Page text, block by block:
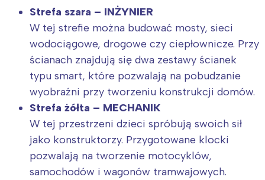
Strefa szara – INŻYNIER
W tej strefie można budować mosty, sieci
wodociągowe, drogowe czy ciepłownicze. Przy
ścianach znajdują się dwa zestawy ścianek
typu smart, które pozwalają na pobudzanie
wyobraźni przy tworzeniu konstrukcji domów.
Strefa żółta – MECHANIK
W tej przestrzeni dzieci spróbują swoich sił
jako konstruktorzy. Przygotowane klocki
pozwalają na tworzenie motocyklów,
samochodów i wagonów tramwajowych.